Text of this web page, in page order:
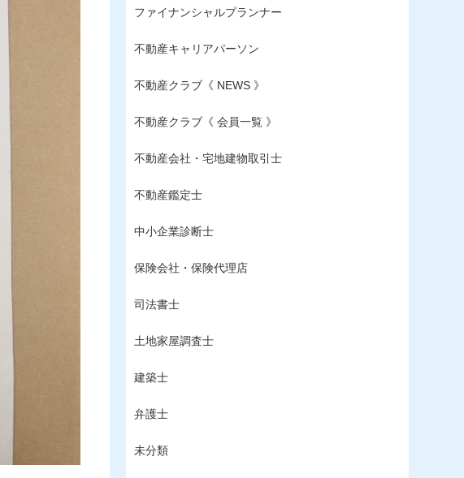
ファイナンシャルプランナー
不動産キャリアパーソン
不動産クラブ《 NEWS 》
不動産クラブ《 会員一覧 》
不動産会社・宅地建物取引士
不動産鑑定士
中小企業診断士
保険会社・保険代理店
司法書士
土地家屋調査士
建築士
弁護士
未分類